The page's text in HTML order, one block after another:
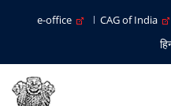
e-office CAG of India